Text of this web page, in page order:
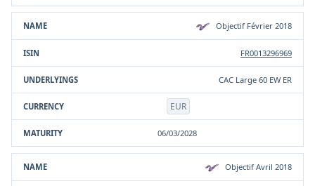
Objectif Février 2018
FR0013296969
CAC Large 60 EW ER
EUR
06/03/2028
Objectif Avril 2018